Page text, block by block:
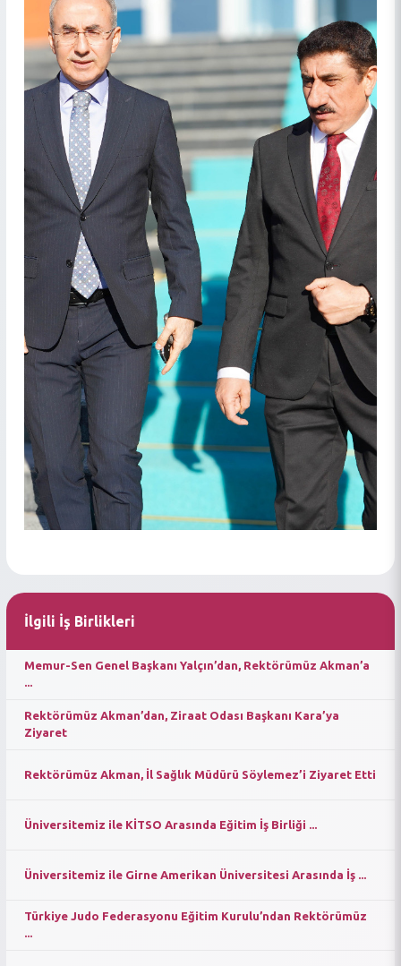
İlgili İş Birlikleri
Memur-Sen Genel Başkanı Yalçın’dan, Rektörümüz Akman’a
...
Rektörümüz Akman’dan, Ziraat Odası Başkanı Kara’ya
Ziyaret
Rektörümüz Akman, İl Sağlık Müdürü Söylemez’i Ziyaret Etti
Üniversitemiz ile KİTSO Arasında Eğitim İş Birliği ...
Üniversitemiz ile Girne Amerikan Üniversitesi Arasında İş ...
Türkiye Judo Federasyonu Eğitim Kurulu’ndan Rektörümüz
...